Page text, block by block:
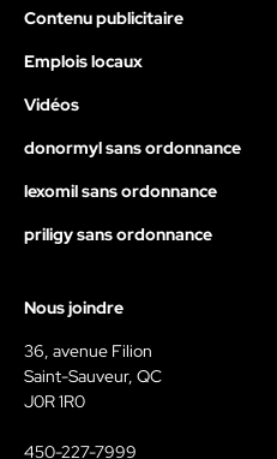
Contenu publicitaire
Emplois locaux
Vidéos
donormyl sans ordonnance
lexomil sans ordonnance
priligy sans ordonnance
Nous joindre
36, avenue Filion
Saint-Sauveur, QC
J0R 1R0
450-227-7999